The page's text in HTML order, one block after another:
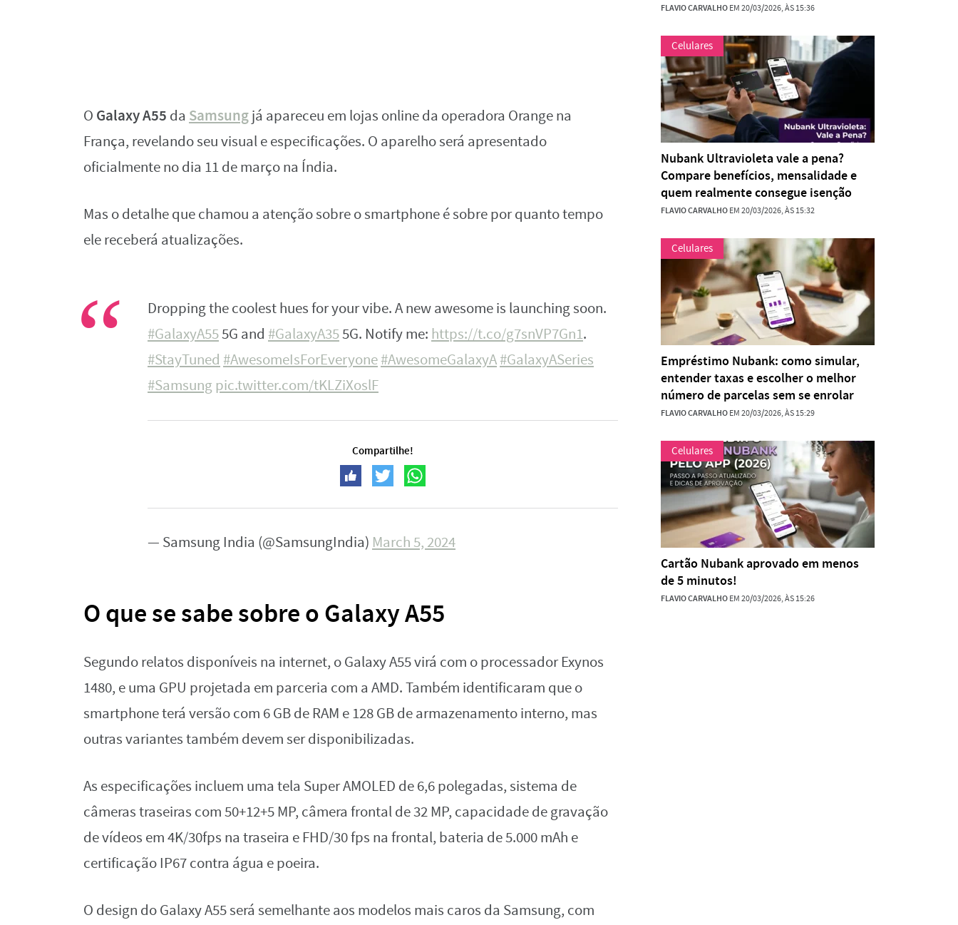
O Galaxy A55 da Samsungjá apareceu em lojas online da operadora Orange na
França, revelando seu visual e especificações. O aparelho será apresentado
oficialmente no dia 11 de março na Índia.
Mas o detalhe que chamou a atenção sobre o smartphone é sobre por quanto tempo
ele receberá atualizações.
Dropping the coolest hues for your vibe. A new awesome is launching soon.
#GalaxyA555G and #GalaxyA355G. Notify me: https://t.co/g7snVP7Gn1.
#StayTuned #AwesomeIsForEveryone#AwesomeGalaxyA#GalaxyASeries
#Samsung pic.twitter.com/tKLZiXoslF
Compartilhe!
— Samsung India (@SamsungIndia) March 5, 2024
O que se sabe sobre o Galaxy A55
Segundo relatos disponíveis na internet, o Galaxy A55 virá com o processador Exynos
1480, e uma GPU projetada em parceria com a AMD. Também identificaram que o
smartphone terá versão com 6 GB de RAM e 128 GB de armazenamento interno, mas
outras variantes também devem ser disponibilizadas.
As especificações incluem uma tela Super AMOLED de 6,6 polegadas, sistema de
câmeras traseiras com 50+12+5 MP, câmera frontal de 32 MP, capacidade de gravação
de vídeos em 4K/30fps na traseira e FHD/30 fps na frontal, bateria de 5.000 mAh e
certificação IP67 contra água e poeira.
O design do Galaxy A55 será semelhante aos modelos mais caros da Samsung, com
FLAVIO CARVALHOEM 20/03/2026, ÀS 15:36
Celulares
Nubank Ultravioleta vale a pena?
Compare benefícios, mensalidade e
quem realmente consegue isenção
FLAVIO CARVALHOEM 20/03/2026, ÀS 15:32
Celulares
Empréstimo Nubank: como simular,
entender taxas e escolher o melhor
número de parcelas sem se enrolar
FLAVIO CARVALHOEM 20/03/2026, ÀS 15:29
Celulares
Cartão Nubank aprovado em menos
de 5 minutos!
FLAVIO CARVALHOEM 20/03/2026, ÀS 15:26